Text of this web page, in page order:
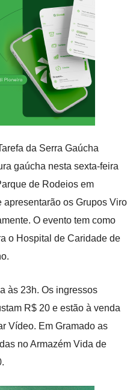
da Serra Gaúcha
gaúcha nesta sexta-feira
de Rodeios em
os Grupos Viro
O evento tem como
o Hospital de Caridade de
às 23h. Os ingressos
R$ 20 e estão à venda
Vídeo. Em Gramado as
no Armazém Vida de